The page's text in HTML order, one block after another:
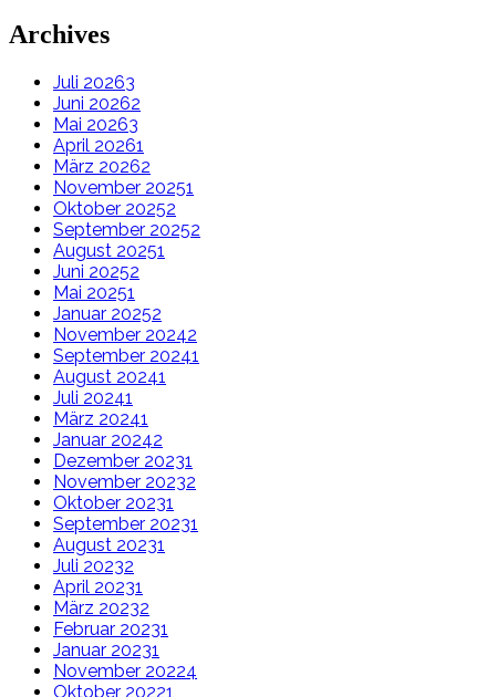
Archives
Juli 20263
Juni 20262
Mai 20263
April 20261
März 20262
November 20251
Oktober 20252
September 20252
August 20251
Juni 20252
Mai 20251
Januar 20252
November 20242
September 20241
August 20241
Juli 20241
März 20241
Januar 20242
Dezember 20231
November 20232
Oktober 20231
September 20231
August 20231
Juli 20232
April 20231
März 20232
Februar 20231
Januar 20231
November 20224
Oktober 20221